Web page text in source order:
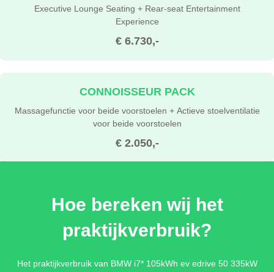
€ 6.730,-
Executive Lounge Seating + Rear-seat Entertainment
Experience
€ 2.050,-
CONNOISSEUR PACK
Massagefunctie voor beide voorstoelen + Actieve stoelventilatie
voor beide voorstoelen
€ 2.190,-
Driving Assistant Professional + Parking Assistant Professional
Hoe bereken wij het
praktijkverbruik?
Het praktijkverbruik van BMW i7* 105kWh ev edrive 50 335kW